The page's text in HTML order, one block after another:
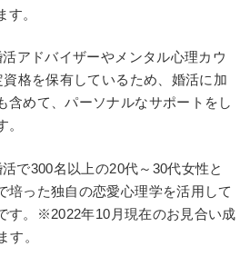
。
アドバイザーやメンタル心理カウ
格を保有しているため、婚活に加
含めて、パーソナルなサポートをし
で300名以上の20代～30代女性と
培った独自の恋愛心理学を活用して
す。※2022年10月現在のお見合い成
す。